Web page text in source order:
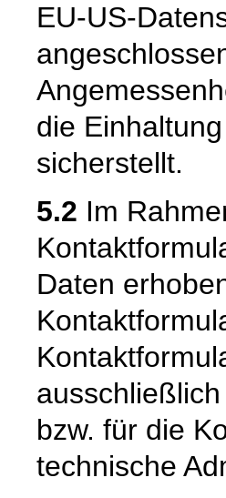
EU-US-
die
sicherstellt.
5.2 Im
Daten
bzw. für die
technische